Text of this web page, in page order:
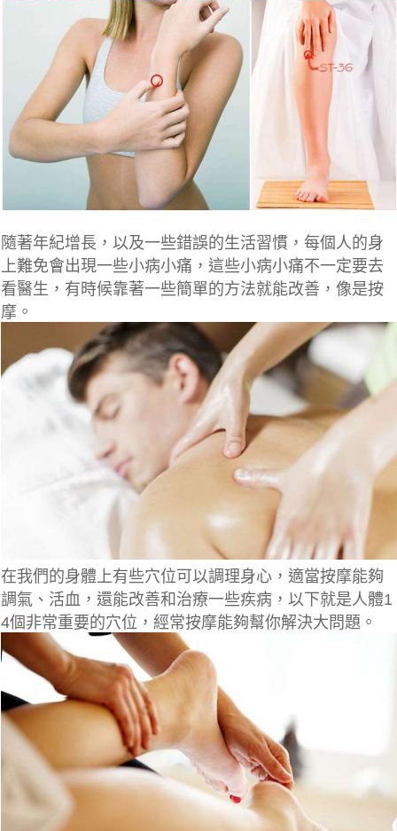
隨著年紀增長，以及一些錯誤的生活習慣，每個人的身
上難免會出現一些小病小痛，這些小病小痛不一定要去
看醫生，有時候靠著一些簡單的方法就能改善，像是按
摩。
在我們的身體上有些穴位可以調理身心，適當按摩能夠
調氣、活血，還能改善和治療一些疾病，以下就是人體1
4個非常重要的穴位，經常按摩能夠幫你解決大問題。